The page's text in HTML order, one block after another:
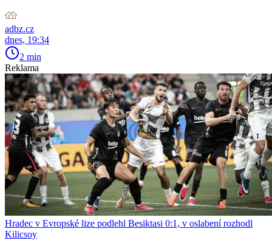
adbz.cz
dnes, 19:34
2 min
Reklama
Hradec v Evropské lize podlehl Besiktasi 0:1, v oslabení rozhodl
Kilicsoy